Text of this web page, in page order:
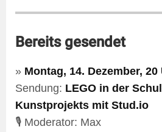
Bereits gesendet
» Montag, 14. Dezember, 20
Sendung: LEGO in der
Kunstprojekts mit Stud.io
🎙️ Moderator: Max